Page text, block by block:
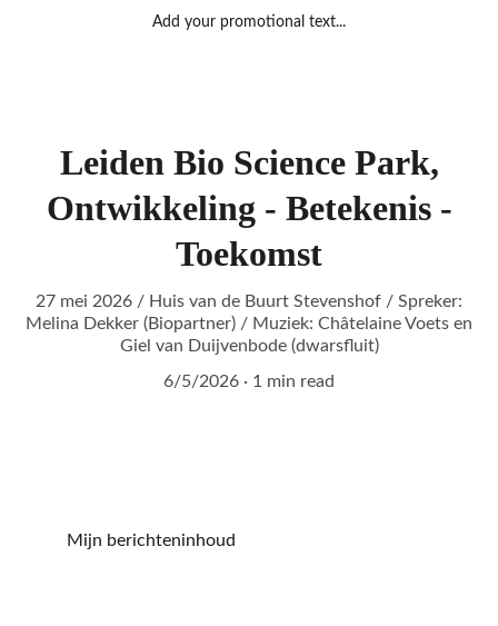
Add your promotional text...
Leiden Bio Science Park,
Ontwikkeling - Betekenis -
Toekomst
27 mei 2026 / Huis van de Buurt Stevenshof / Spreker:
Melina Dekker (Biopartner) / Muziek: Châtelaine Voets en
Giel van Duijvenbode (dwarsfluit)
6/5/2026
1 min read
Mijn berichteninhoud